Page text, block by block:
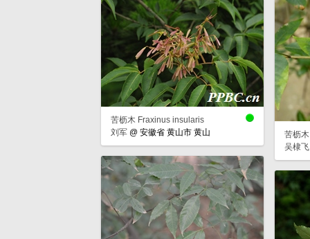
苦枥木 Fraxinus insularis
刘军 @安徽省 黄山市 黄山
苦枥
吴棣飞